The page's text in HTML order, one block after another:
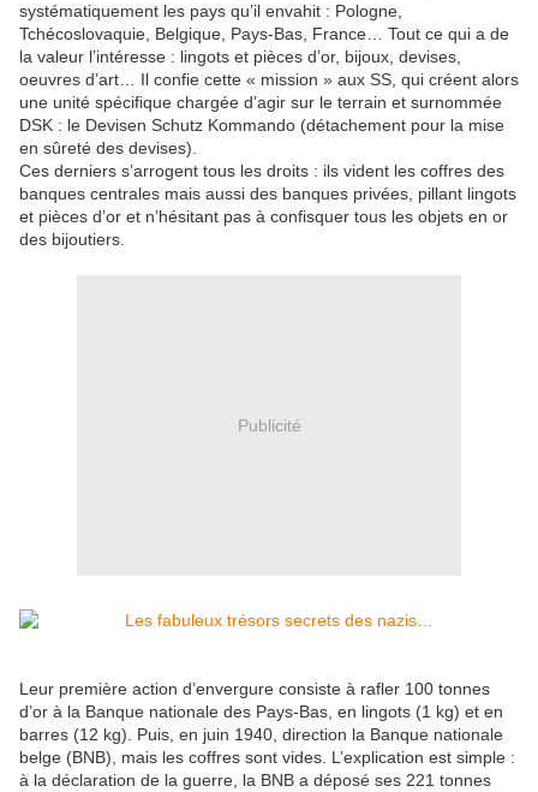
systématiquement les pays qu’il envahit : Pologne,
Tchécoslovaquie, Belgique, Pays-Bas, France… Tout ce qui a de
la valeur l’intéresse : lingots et pièces d’or, bijoux, devises,
oeuvres d’art… Il confie cette « mission » aux SS, qui créent alors
une unité spécifique chargée d’agir sur le terrain et surnommée
DSK : le Devisen Schutz Kommando (détachement pour la mise
en sûreté des devises).
Ces derniers s’arrogent tous les droits : ils vident les coffres des
banques centrales mais aussi des banques privées, pillant lingots
et pièces d’or et n’hésitant pas à confisquer tous les objets en or
des bijoutiers.
Publicité
Leur première action d’envergure consiste à rafler 100 tonnes
d’or à la Banque nationale des Pays-Bas, en lingots (1 kg) et en
barres (12 kg). Puis, en juin 1940, direction la Banque nationale
belge (BNB), mais les coffres sont vides. L’explication est simple :
à la déclaration de la guerre, la BNB a déposé ses 221 tonnes